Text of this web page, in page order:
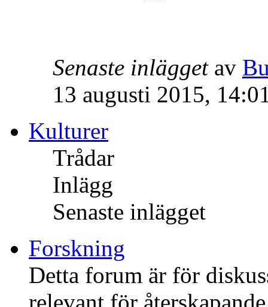
Senaste inläggetav
13 augusti 2015,
Kulturer
Trådar
Inlägg
Senaste inlägget
Forskning
Detta forum är för
relevant för